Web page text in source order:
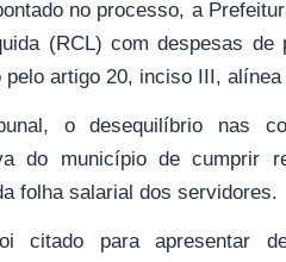
no processo, a
(RCL) com despesas
artigo 20, inciso III, alínea
o desequilíbrio nas
do município de cumprir
folha salarial dos servidores.
citado para apresentar